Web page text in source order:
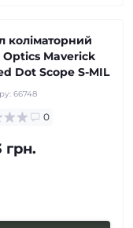
коліматорний
Optics Maverick
Dot Scope S-MIL
66748
0
грн.